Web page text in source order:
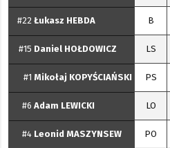
#22 Łukasz HEBDA B
#15 Daniel HOŁDOWICZ LS
#1 Mikołaj KOPYŚCIAŃSKI PS
#6 Adam LEWICKI LO
#4 Leonid MASZYNSEW PO